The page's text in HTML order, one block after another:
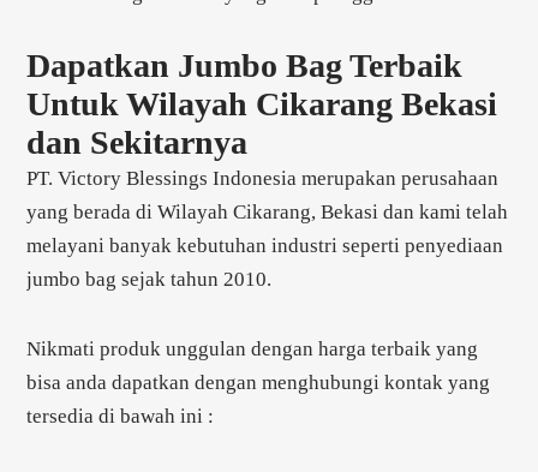
Dapatkan Jumbo Bag Terbaik
Untuk Wilayah Cikarang Bekasi
dan Sekitarnya
PT. Victory Blessings Indonesia merupakan perusahaan
yang berada di Wilayah Cikarang, Bekasi dan kami telah
melayani banyak kebutuhan industri seperti penyediaan
jumbo bag sejak tahun 2010.
Nikmati produk unggulan dengan harga terbaik yang
bisa anda dapatkan dengan menghubungi kontak yang
tersedia di bawah ini :